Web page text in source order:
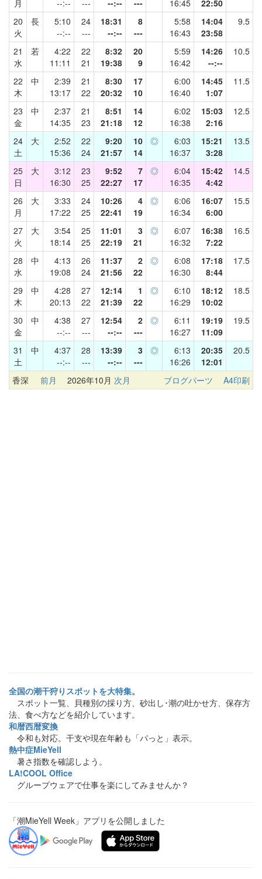
月 --:-- --- --:-- --- 16:45
22:50
20
火
長
5:10
--:--
24
---
18:31
--:--
8
---
5:58
16:43
14:04
23:58
9.5
21
水
若
4:22
11:11
22
21
8:32
19:38
20
9
5:59
16:42
14:26
--:--
10.5
22
木
中
2:39
13:17
21
22
8:30
20:32
17
10
6:00
16:40
14:45
1:07
11.5
23
金
中
2:37
14:35
21
23
8:51
21:18
14
12
6:02
16:38
15:03
2:16
12.5
24
土
大
2:52
15:36
22
24
9:20
21:57
10
14
◎
6:03
16:37
15:21
3:28
13.5
25
日
大
3:12
16:30
23
25
9:52
22:27
7
17
◎
6:04
16:35
15:42
4:42
14.5
26
月
大
3:33
17:22
24
25
10:26
22:41
4
19
◎
6:06
16:34
16:07
6:00
15.5
27
火
大
3:54
18:14
25
25
11:01
22:19
3
21
◎
6:07
16:32
16:38
7:22
16.5
28
水
中
4:13
19:08
26
24
11:37
21:56
2
22
◎
6:08
16:30
17:18
8:44
17.5
29
木
中
4:28
20:13
27
22
12:14
21:39
1
22
◎
6:10
16:29
18:12
10:02
18.5
30
金
中
4:38
--:--
27
---
12:54
--:--
2
---
◎
6:11
16:27
19:19
11:09
19.5
31
土
中
4:37
--:--
28
---
13:39
--:--
3
---
◎
6:13
16:26
20:35
12:01
20.5
香深 前月 2026年10月 次月 ブログパーツ A4印刷
全国の潮干狩りスポットを大特集。
スポット一覧、貝種別の採り方、砂出し･潮の吐かせ方、保存方
法、食べ方などを紹介しています。
和暦西暦変換
令和も対応。干支や現在年齢も「パっと」表示。
熱中症MieYell
暑さ指数を確認しよう。
LA!COOL Office
グループウェアで仕事を楽にしてみませんか？
「潮MieYell Week」アプリを公開しました